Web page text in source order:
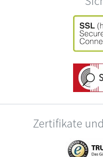
Zertifikate